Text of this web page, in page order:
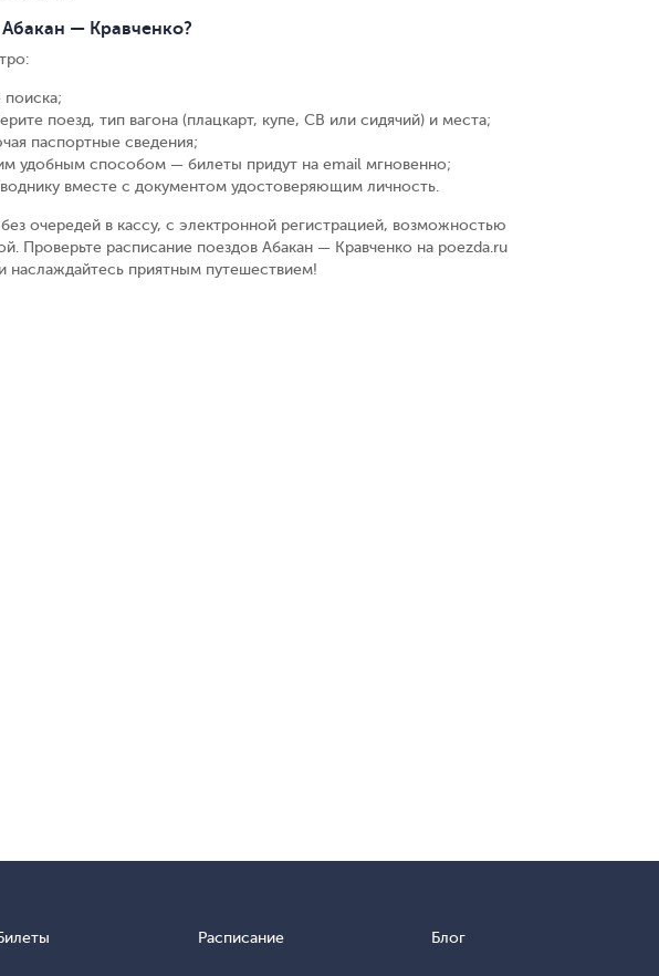
— Кравченко?
:
поиска;
поезд, тип вагона (плацкарт, купе, СВ или сидячий) и места;
паспортные сведения;
удобным способом — билеты придут на email мгновенно;
вместе с документом удостоверяющим личность.
очередей в кассу, с электронной регистрацией, возможностью
Проверьте расписание поездов Абакан — Кравченко на poezda.ru
наслаждайтесь приятным путешествием!
Расписание Блог